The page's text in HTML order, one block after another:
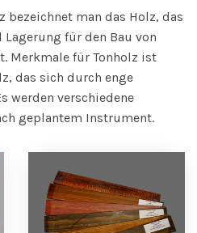
bezeichnet man das Holz, das
für den Bau von
Merkmale für Tonholz ist
das sich durch enge
werden verschiedene
geplantem Instrument.